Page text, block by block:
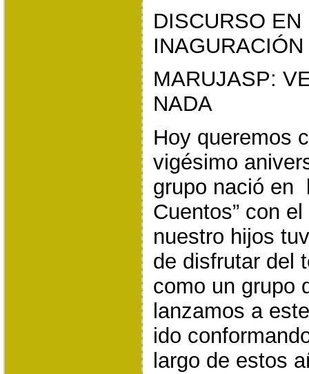
DISCURSO EN
MARUJASP:
NADA
Hoy queremos
vigésimo
grupo nació en
Cuentos” con
nuestro hijos
de disfrutar del
como un grupo
lanzamos a
ido
largo de estos